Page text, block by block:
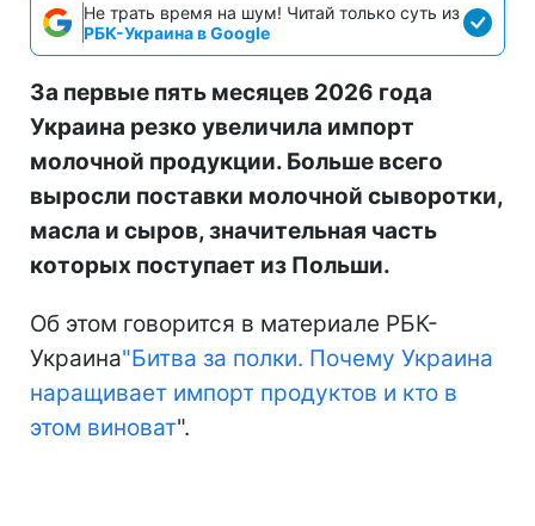
Не трать время на шум! Читай только суть из
РБК-Украина в Google
За первые пять месяцев 2026 года
Украина резко увеличила импорт
молочной продукции. Больше всего
выросли поставки молочной сыворотки,
масла и сыров, значительная часть
которых поступает из Польши.
Об этом говорится в материале РБК-
Украина"Битва за полки. Почему Украина
наращивает импорт продуктов и кто в
этом виноват".